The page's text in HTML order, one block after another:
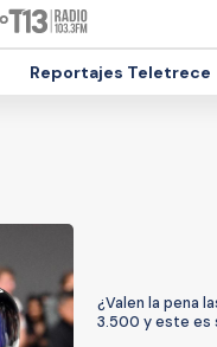
Reportajes Teletrece
¿Valen la pena
3.500 y este es